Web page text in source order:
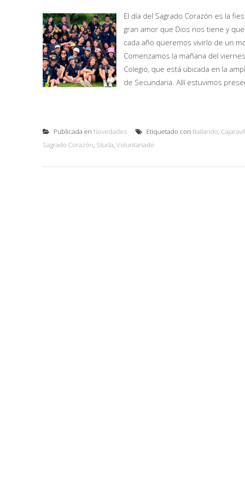
El día del Sagrado Corazón es la
gran amor que Dios nos tiene y
cada año queremos vivirlo de un
Comenzamos la mañana del
Colegio, que está ubicada en la
de Secundaria. Allí estuvimos
Publicada en Novedades Etiquetado con Bailando,
Sagrado Corazón, Sturla, Voluntariado